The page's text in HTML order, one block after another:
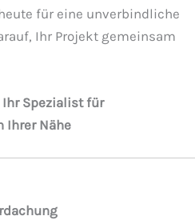
für eine unverbindliche
Ihr Projekt gemeinsam
Ihr Spezialist für
Ihrer Nähe